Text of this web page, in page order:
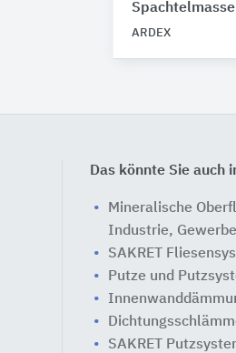
ARDEX
Das könnte Sie auch
Mineralische
Industrie,
SAKRET
Putze und
SAKRET